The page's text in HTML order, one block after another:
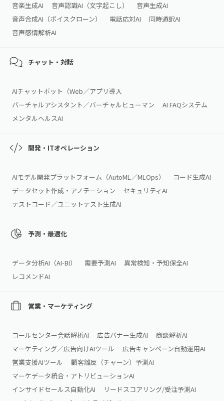
音楽生成AI 音声認識AI（文字起こし）
音声生成AI
音声合成AI（ボイスクローン）
電話応対AI
同時通訳AI
音声感情解析AI
チャット・対話
AIチャットボット（Web／アプリ導入
バーチャルアシスタント／バーチャルヒューマン
AI FAQシステム
メンタルヘルスAI
開発・ITオペレーション
AIモデル開発プラットフォーム（AutoML／MLOps）
コード生成AI
データセット作成・アノテーション
セキュリティAI
テストコード／ユニットテスト生成AI
予測・最適化
データ分析AI（AI‑BI） 需要予測AI
異常検知・予知保全AI
レコメンドAI
営業・マーケティング
コールセンター会話解析AI 広告バナー生成AI
商談解析AI
マーケティング／広告向けAIツール
広告キャンペーン自動運用AI
営業支援AIツール
顧客離反（チャーン）予測AI
マーケデータ統合・アトリビューションAI
インサイドセールス自動化AI
リードスコアリング/受注予測AI